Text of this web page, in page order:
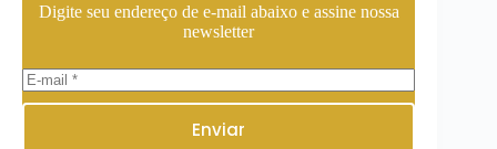
Digite seu endereço de e-mail abaixo e assine nossa
newsletter
Enviar